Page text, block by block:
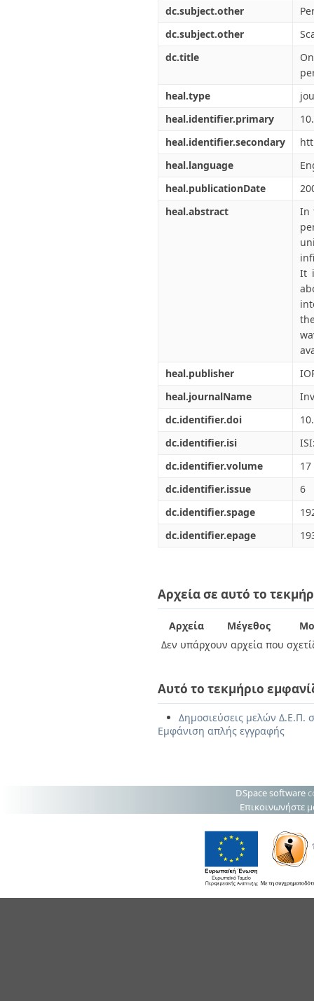
dc.subject.other
dc.subject.other
dc.title
heal.type
heal.identifier.primary
heal.identifier.secondary
heal.language
heal.publicationDate
heal.abstract
In
It
heal.publisher
heal.journalName
dc.identifier.doi
dc.identifier.isi
dc.identifier.volume
17
dc.identifier.issue
6
dc.identifier.spage
dc.identifier.epage
Αρχεία σε αυτό το
Αρχεία Μέγεθος
Δεν υπάρχουν αρχεία που
Αυτό το τεκμήριο
Δημοσιεύσεις μελών Δ.Ε.Π.
Εμφάνιση απλής εγγραφής
DSpace software
Επικοινωνήστε